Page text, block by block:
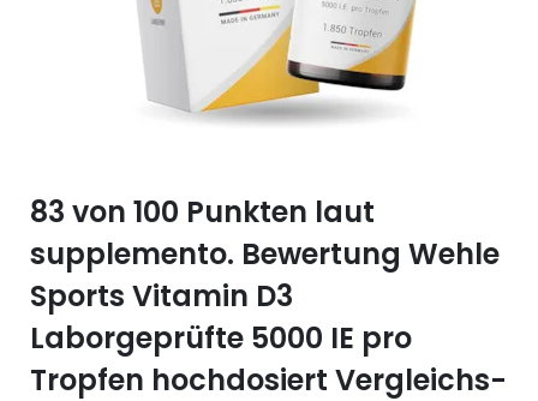
Vitamin K
Vitamin Q (Q10)
83 von 100 Punkten laut
supplemento. Bewertung Wehle
Sports Vitamin D3
Laborgeprüfte 5000 IE pro
Tropfen hochdosiert Vergleichs-